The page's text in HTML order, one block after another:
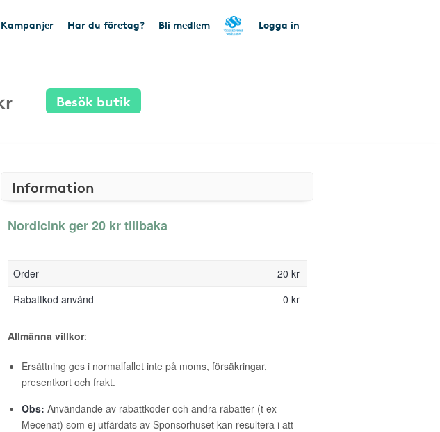
Kampanjer Har du företag? Bli medlem Logga in
Besök butik
Information
Nordicink ger 20 kr tillbaka
Order
20 kr
Rabattkod använd
0 kr
Allmänna villkor:
Ersättning ges i normalfallet inte på moms, försäkringar,
presentkort och frakt.
Obs: Användande av rabattkoder och andra rabatter (t ex
Mecenat) som ej utfärdats av Sponsorhuset kan resultera i att